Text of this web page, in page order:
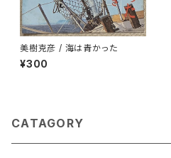
美樹克彦 / 海は青かった
¥300
CATAGORY